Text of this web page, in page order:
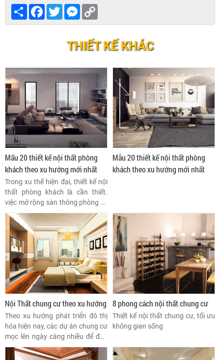
Share Facebook
TwitterMessenger
THIẾT KẾ KHÁC
Mấu 20 thiết kế nội thất phòng
khách theo xu hướng mới nhất
Trong xu thế hiện đại, thiết kế nội
thất phòng khách là cần thiết.
việc mở rộng sàn thông phòng từ
phòng khách đến phòng ăn nhà
bếp hay phòng đọc sách để tăng
độ rộng của mặt sàn và làm thế
nào để kết hợp hài hòa được các
mặt sàn với nhau? Đó là điều
đang được nhiều nhà đầu tư
quan tâm.
Mẫu 20 thiết kế nội thất phòng
khách theo xu hướng mới nhất
Nội Thất chung cư theo xu hướng
Theo xu hướng phát triển đô thị
hóa hiện nay, các dự án chung cư
mọc lên ngày càng nhiều để đáp
ứng nhu cầu nhà ở của thị
trường. Nhưng làm thế nào để
8 phong cách nội thất chung cư
Thiết kế nội thất chung cư, tối ưu
không gian sống